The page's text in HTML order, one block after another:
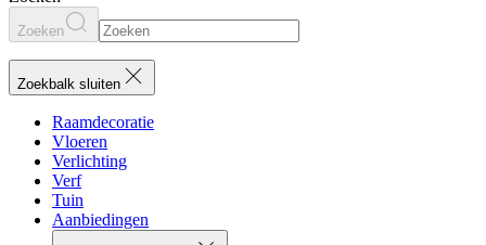
Zoeken
Zoekbalk sluiten
Raamdecoratie
Vloeren
Verlichting
Verf
Tuin
Aanbiedingen